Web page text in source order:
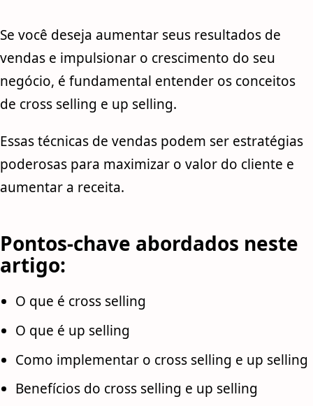
Se você deseja aumentar seus resultados de
vendas e impulsionar o crescimento do seu
negócio, é fundamental entender os conceitos
de cross selling e up selling.
Essas técnicas de vendas podem ser estratégias
poderosas para maximizar o valor do cliente e
aumentar a receita.
Pontos-chave abordados neste
artigo:
O que é cross selling
O que é up selling
Como implementar o cross selling e up selling
Benefícios do cross selling e up selling